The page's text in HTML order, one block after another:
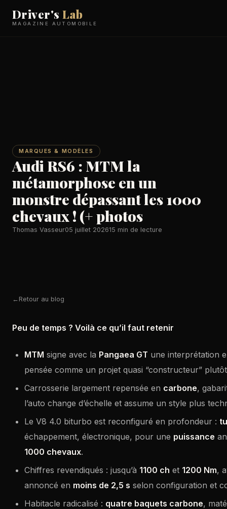
Driver'sLab
MAGAZINE AUTOMOBILE
MARQUES & MODÈLES
Audi RS6 : MTM la
métamorphose en un
monstre dépassant les 1000
chevaux ! (+ photos
Thomas Vasseur05 juillet 202615 min de lecture
Retour au blog
Peu de temps ? Voilà ce qu’il faut retenir
MTM signe avec la Pangaea GT une interprétation
pensée comme un projet quasi “constructeur”
Carrosserie largement repensée en carbone,
l’auto change d’échelle et assume un style plus
Le V8 4.0 biturbo est reconfiguré en profondeur :
échappement, électronique, pour une puissance
1000 chevaux.
Chiffres revendiqués : jusqu’à 1100 ch et 1200 Nm,
annoncé en moins de 2,5 s selon configuration et
Habitacle radicalisé : quatre baquets carbone,